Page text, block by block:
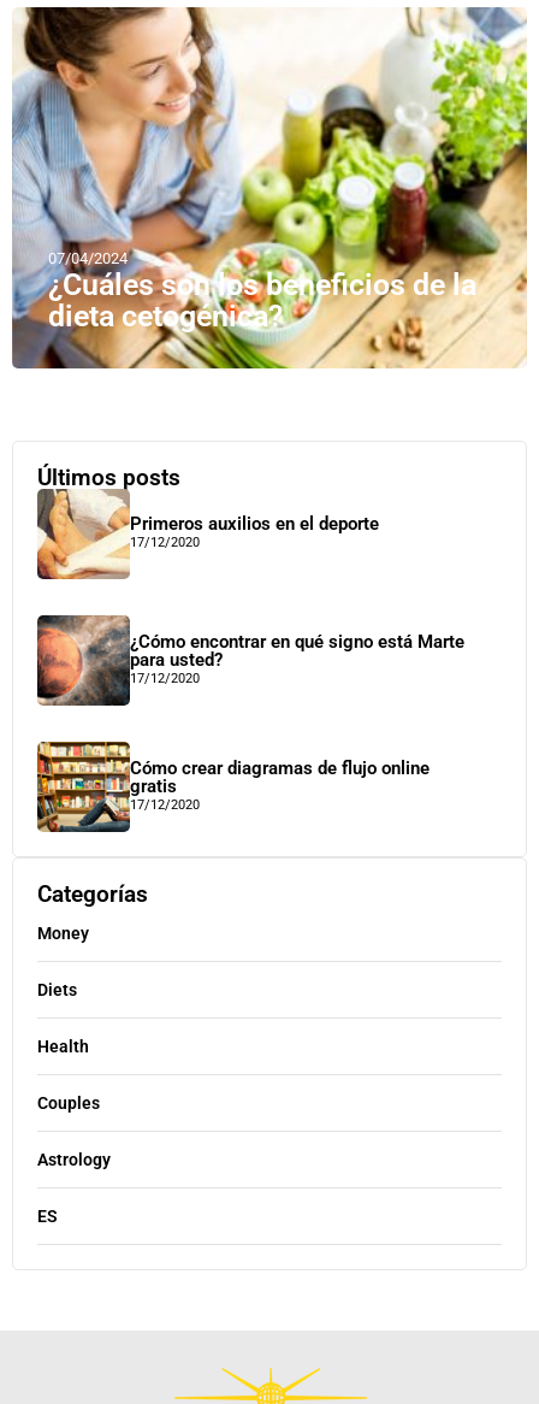
07/04/2024
¿Cuáles son los beneficios de la
dieta cetogénica?
Últimos posts
Primeros auxilios en el deporte
17/12/2020
¿Cómo encontrar en qué signo está Marte
para usted?
17/12/2020
Cómo crear diagramas de flujo online
gratis
17/12/2020
Categorías
Money
Diets
Health
Couples
Astrology
ES